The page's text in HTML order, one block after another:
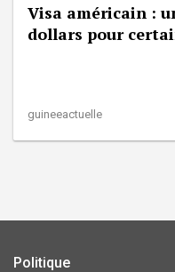
Visa américain :
dollars pour
guineeactuelle
Politique